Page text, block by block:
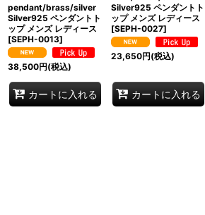
pendant/brass/silver
Silver925 ペンダントト
ップ メンズ レディース
[SEPH-0013]
38,500円(税込)
カートに入れる
Silver925 ペンダントト
ップ メンズ レディース
[SEPH-0027]
23,650円(税込)
カートに入れる